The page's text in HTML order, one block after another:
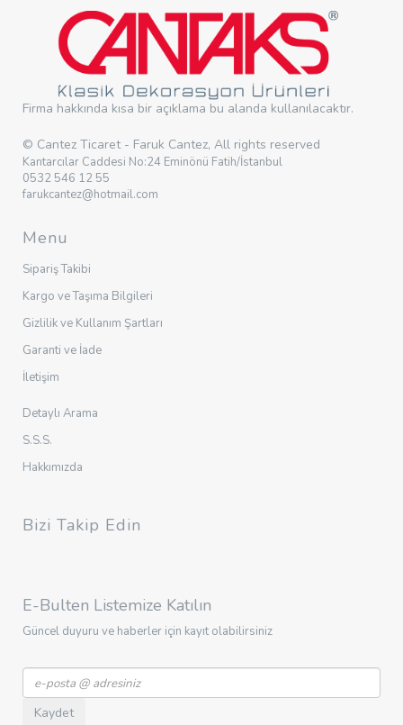
Firma hakkında kısa bir açıklama bu alanda kullanılacaktır.
© Cantez Ticaret - Faruk Cantez, All rights reserved
Kantarcılar Caddesi No:24 Eminönü Fatih/İstanbul
0532 546 12 55
farukcantez@hotmail.com
Menu
Sipariş Takibi
Kargo ve Taşıma Bilgileri
Gizlilik ve Kullanım Şartları
Garanti ve İade
İletişim
Detaylı Arama
S.S.S.
Hakkımızda
Bizi Takip Edin
E-Bulten Listemize Katılın
Güncel duyuru ve haberler için kayıt olabilirsiniz
Kaydet